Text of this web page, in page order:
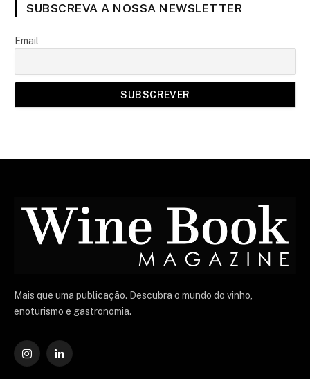
SUBSCREVA A NOSSA NEWSLETTER
Email
Mais que uma publicação. Descubra o mundo do vinho,
enoturismo e gastronomia.
Instagram
O